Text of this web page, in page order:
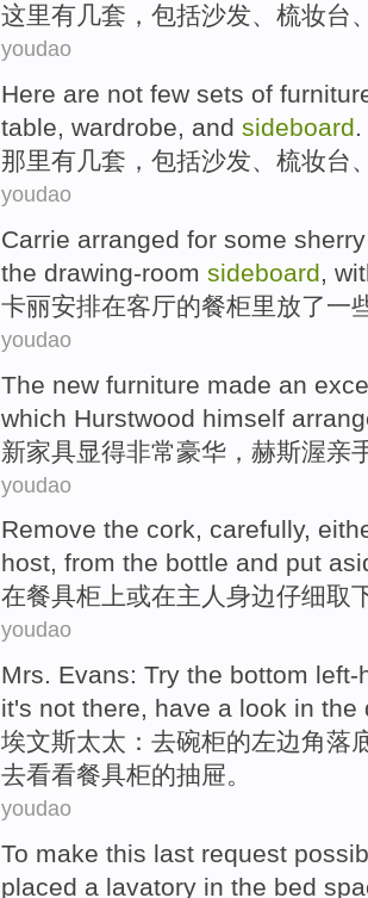
这里有几套 ， 包括沙发、 梳妆台
youdao
Here are not few sets of
table, wardrobe, and sideboard.
那里有几套 ， 包括沙发、 梳妆台
youdao
Carrie arranged for some sherry
the drawing-room sideboard,
卡丽安排在客厅的餐柜里放了一
youdao
The new furniture made an
which Hurstwood himself
新家具显得非常豪华， 赫斯渥亲
youdao
Remove the cork, carefully,
host, from the bottle and put
在餐具柜上或在主人 身边仔细取
youdao
Mrs. Evans: Try the bottom left-
it's not there, have a look in the
埃文斯太太 ： 去碗柜的左边角落
去看看餐具柜的抽屉。
youdao
To make this last request
placed a lavatory in the bed